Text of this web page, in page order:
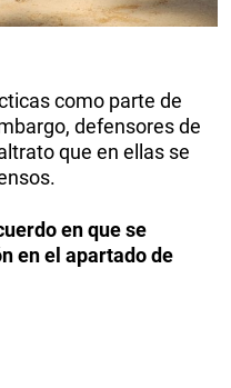
como parte de
defensores de
que en ellas se
en que se
en el apartado de